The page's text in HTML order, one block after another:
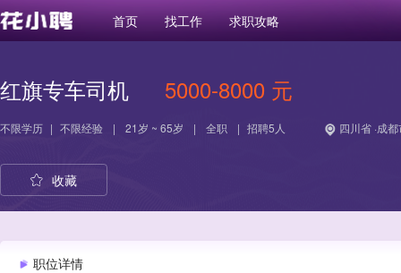
首页 找工作 求职攻略
红旗专车司机 5000-8000 元
不限学历 | 不限经验 | 21岁 ~ 65岁 | 全职 | 招聘5人 四川省 ·成
收藏
职位详情